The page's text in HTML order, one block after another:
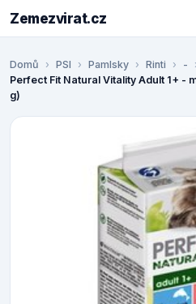
Zemezvirat.cz
Domů PSI Pamlsky Rinti
-
Perfect Fit Natural Vitality Adult 1+ -
g)